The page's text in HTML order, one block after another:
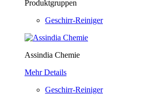
Produktgruppen
Geschirr-Reiniger
Assindia Chemie
Mehr Details
Geschirr-Reiniger